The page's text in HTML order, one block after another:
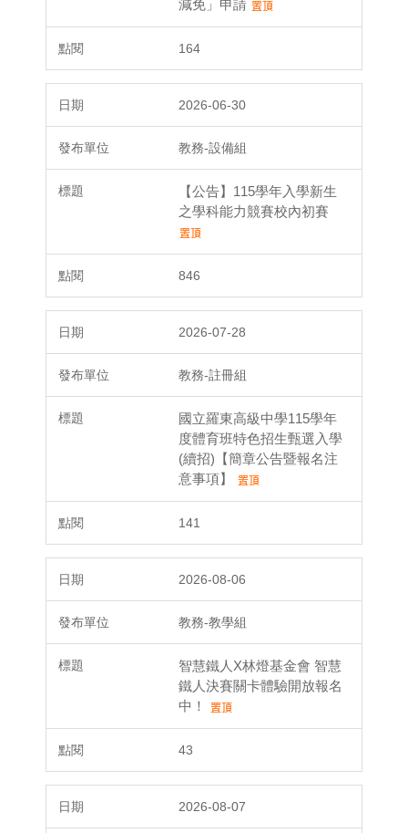
減免」申請
164
2026-06-30
教務-設備組
【公告】115學年入學新生
之學科能力競賽校內初賽
846
2026-07-28
教務-註冊組
國立羅東高級中學115學年
度體育班特色招生甄選入學
(續招)【簡章公告暨報名注
意事項】
141
2026-08-06
教務-教學組
智慧鐵人X林燈基金會 智慧
鐵人決賽關卡體驗開放報名
中！
43
2026-08-07